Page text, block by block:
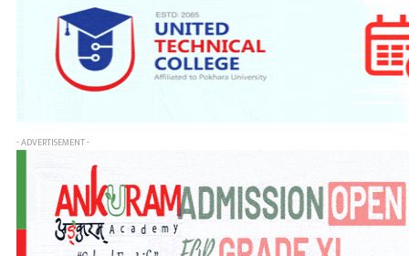
- ADVERTISEMENT -